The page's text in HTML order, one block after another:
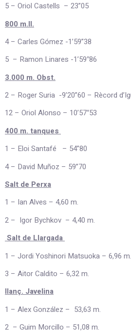
5 – Oriol Castells – 23”05
800 m.ll.
4 – Carles Gómez -1’59”38
5 – Ramon Linares -1’59″86
3.000 m. Obst.
2 – Roger Suria -9’20”60 –
12 – Oriol Alonso – 10’57″53
400 m. tanques
1 – Eloi Santafé – 54”80
4 – David Muñoz – 59”70
Salt de Perxa
1 – Ian Alves – 4,60 m.
2 – Igor Bychkov – 4,40 m.
Salt de Llargada
1 – Jordi Yoshinori Matsuoka
3 – Aitor Caldito – 6,32
llanç. Javelina
1 – Alex González – 53,63
2 – Guim Morcillo – 51,08